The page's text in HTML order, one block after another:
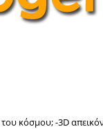
κόσμου; -3D